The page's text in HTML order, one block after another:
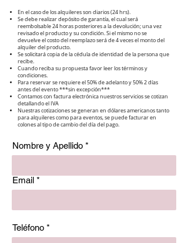
En el caso de los alquileres son diarios (24 hrs).
Se debe realizar depósito de garantía, el cual será
reembolsable 24 horas posteriores a la devolución; una vez
revisado el producto y su condición. Si el mismo no se
devuelve el costo del reemplazo será de 4 veces el monto del
alquiler del producto.
Se solicitará copia de la cédula de identidad de la persona que
recibe.
Cuando reciba su propuesta favor leer los términos y
condiciones.
Para reservar se requiere el 50% de adelanto y 50% 2 días
antes del evento ***sin excepción***
Contamos con factura electrónica nuestros servicios se cotizan
detallando el IVA
Nuestras cotizaciones se generan en dólares americanos tanto
para alquileres como para eventos, se puede facturar en
colones al tipo de cambio del día del pago.
Nombre y Apellido
Email
Teléfono